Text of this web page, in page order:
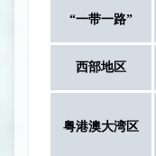
“一带一路”
西部地区
粤港澳大湾区